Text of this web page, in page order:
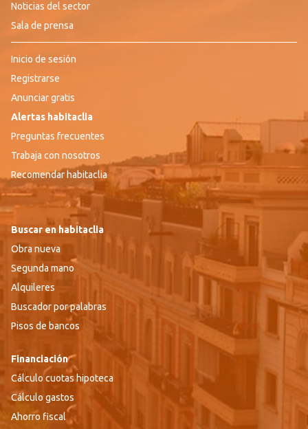
Noticias del sector
Sala de prensa
Inicio de sesión
Registrarse
Anunciar gratis
Alertas habitaclia
Preguntas frecuentes
Trabaja con nosotros
Recomendar habitaclia
Buscar en habitaclia
Obra nueva
Segunda mano
Alquileres
Buscador por palabras
Pisos de bancos
Financiación
Cálculo cuotas hipoteca
Cálculo gastos
Ahorro fiscal